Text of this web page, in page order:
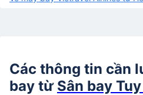
Các thông tin cần
bay từ Sân bay